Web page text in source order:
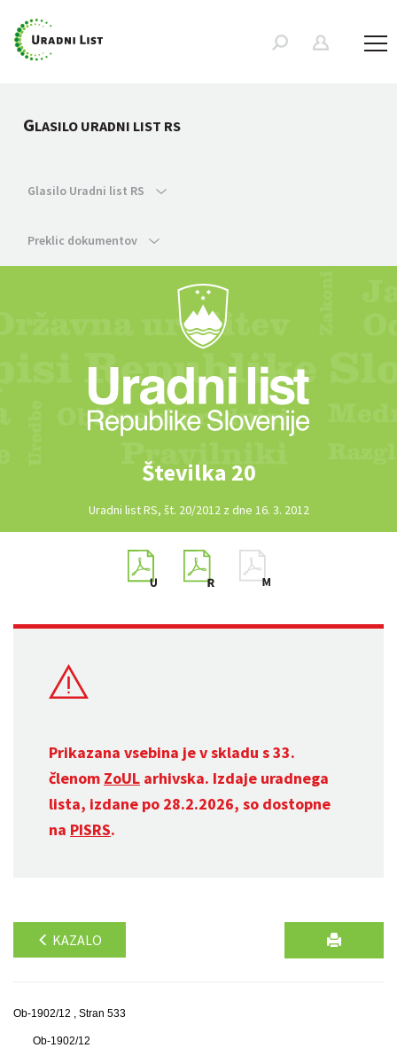
GLASILO URADNI LIST RS
Glasilo Uradni list RS
Preklic dokumentov
Številka 20
Uradni list RS, št. 20/2012 z dne 16. 3. 2012
Prikazana vsebina je v skladu s 33.
členom ZoUL arhivska. Izdaje uradnega
lista, izdane po 28.2.2026, so dostopne
na PISRS.
KAZALO
Ob-1902/12 , Stran 533
Ob-1902/12